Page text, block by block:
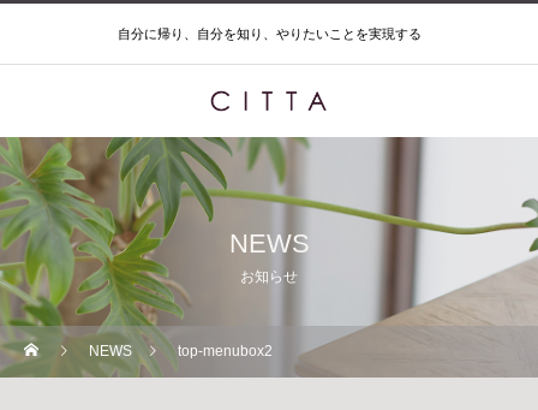
自分に帰り、自分を知り、やりたいことを実現する
NEWS
お知らせ
NEWS top-menubox2